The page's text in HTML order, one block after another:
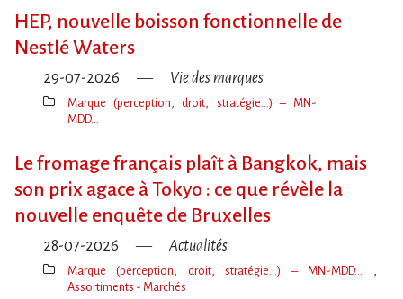
HEP, nouvelle boisson fonctionnelle de
Nestlé Waters
29-07-2026 Vie des marques
Thèmes(s)
Marque (perception, droit, stratégie…) – MN-
MDD…
Le fromage français plaît à Bangkok, mais
son prix agace à Tokyo : ce que révèle la
nouvelle enquête de Bruxelles
28-07-2026 Actualités
Marque (perception, droit, stratégie…) – MN-MDD…
Assortiments - Marchés